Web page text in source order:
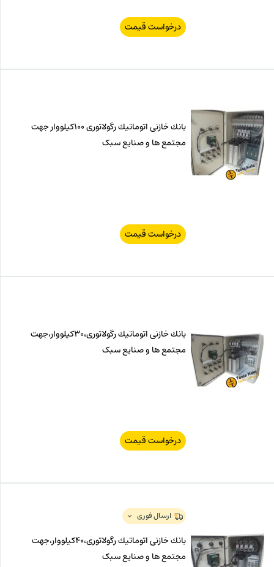
درخواست قیمت
بانك خازنی اتوماتیك رگولاتوری 100كیلووار جهت
مجتمع ها و صنایع سبک
درخواست قیمت
بانك خازنی اتوماتیك رگولاتوری،30كیلووار،جهت
مجتمع ها و صنایع سبک
درخواست قیمت
ارسال فوری
بانك خازنی اتوماتیك رگولاتوری،40كیلووار،جهت
مجتمع ها و صنایع سبک